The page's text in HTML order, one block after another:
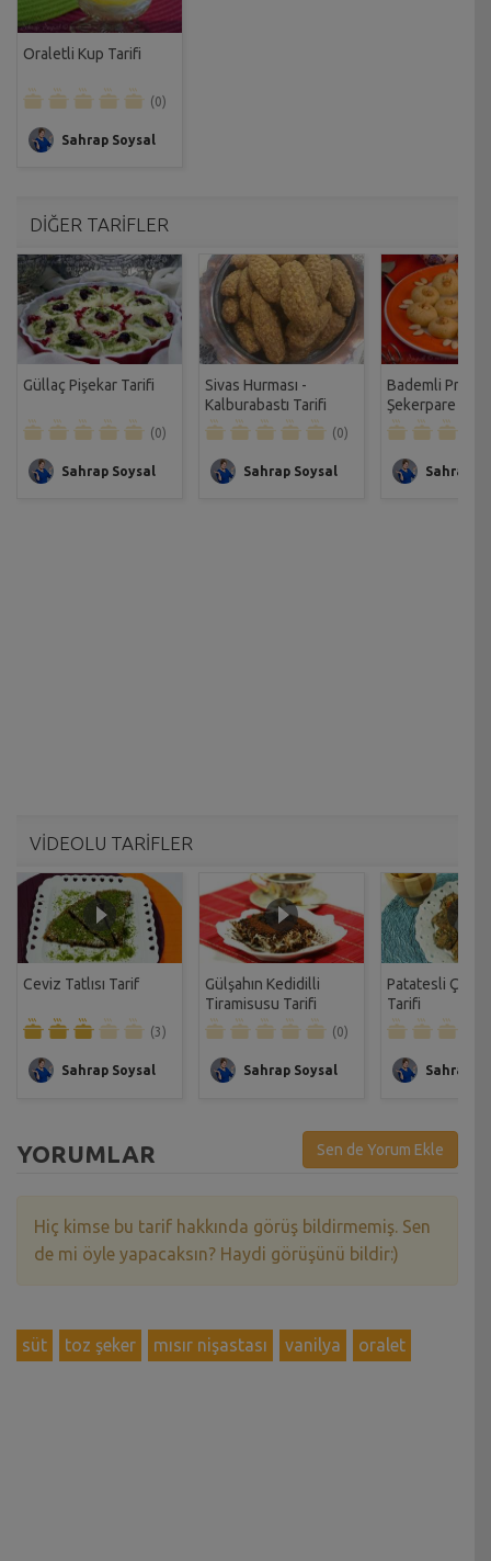
Oraletli Kup Tarifi
(0)
Sahrap Soysal
DİĞER TARİFLER
Güllaç Pişekar Tarifi
(0)
Sahrap Soysal
Sivas Hurması -
Kalburabastı Tarifi
(0)
Sahrap Soysal
Bademli Pratik
Şekerpare
Sahrap
VİDEOLU TARİFLER
Ceviz Tatlısı Tarif
(3)
Sahrap Soysal
Gülşahın Kedidilli
Tiramisusu Tarifi
(0)
Sahrap Soysal
Patatesli Çıtır
Tarifi
Sahrap
YORUMLAR Sen de Yorum Ekle
Hiç kimse bu tarif hakkında görüş bildirmemiş. Sen
de mi öyle yapacaksın? Haydi görüşünü bildir:)
süt toz şeker mısır nişastası vanilya oralet